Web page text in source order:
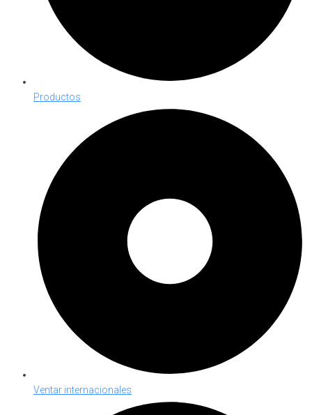
Productos
Ventar internacionales